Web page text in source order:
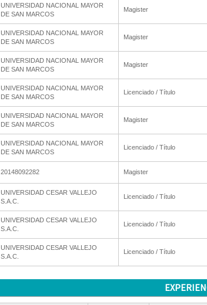
UNIVERSIDAD NACIONAL MAYOR
DE SAN MARCOS
Magister
UNIVERSIDAD NACIONAL MAYOR
DE SAN MARCOS
Magister
UNIVERSIDAD NACIONAL MAYOR
DE SAN MARCOS
Magister
UNIVERSIDAD NACIONAL MAYOR
DE SAN MARCOS
Licenciado / Título
UNIVERSIDAD NACIONAL MAYOR
DE SAN MARCOS
Magister
UNIVERSIDAD NACIONAL MAYOR
DE SAN MARCOS
Licenciado / Título
20148092282 Magister
UNIVERSIDAD CESAR VALLEJO
S.A.C.
Licenciado / Título
UNIVERSIDAD CESAR VALLEJO
S.A.C.
Licenciado / Título
UNIVERSIDAD CESAR VALLEJO
S.A.C.
Licenciado / Título